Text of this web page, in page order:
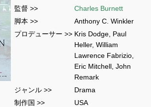
監督 >>
Charles Burnett
脚本 >>
Anthony C. Winkler
プロデューサー >> Kris Dodge, Paul
Heller, William
Lawrence Fabrizio,
Eric Mitchell, John
Remark
ジャンル >>
Drama
制作国 >>
USA